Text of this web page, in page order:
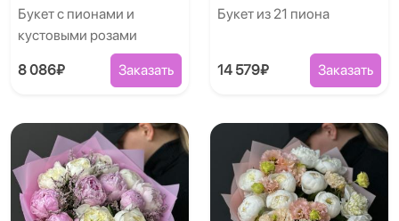
Букет с пионами и
кустовыми розами
8 086₽ Заказать
Букет из 21 пиона
14 579₽ Заказать